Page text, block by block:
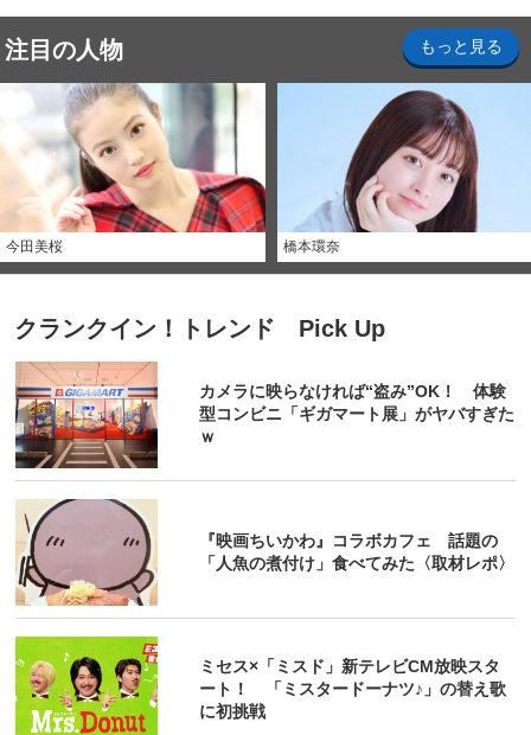
注目の人物 もっと見る
今田美桜 橋本環奈
クランクイン！トレンド Pick Up
カメラに映らなければ“盗み”OK！ 体験
型コンビニ「ギガマート展」がヤバすぎた
ｗ
『映画ちいかわ』コラボカフェ 話題の
「人魚の煮付け」食べてみた〈取材レポ〉
ミセス×「ミスド」新テレビCM放映スタ
ート！ 「ミスタードーナツ♪」の替え歌
に初挑戦